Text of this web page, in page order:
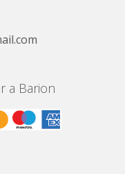
a Barion